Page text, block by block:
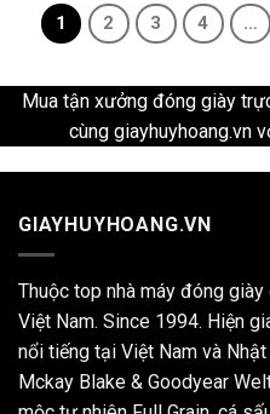
1 2 3 4 …
Mua tận xưởng đóng giày
cùng giayhuyhoang.vn
GIAYHUYHOANG.VN
Thuộc top nhà máy đóng
Việt Nam. Since 1994. Hiện
nổi tiếng tại Việt Nam và
Mckay Blake & Goodyear